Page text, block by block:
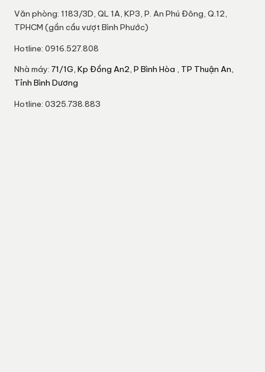
Văn phòng: 1183/3D, QL 1A, KP3, P. An Phú Đông, Q.12,
TPHCM (gần cầu vượt Bình Phước)
Hotline: 0916.527.808
Nhà máy: 71/1G, Kp Đồng An2, P Bình Hòa , TP Thuận An,
Tỉnh Bình Dương
Hotline: 0325.738.883